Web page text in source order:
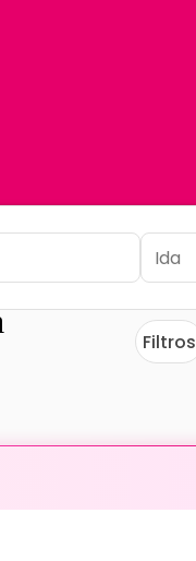
Filtros